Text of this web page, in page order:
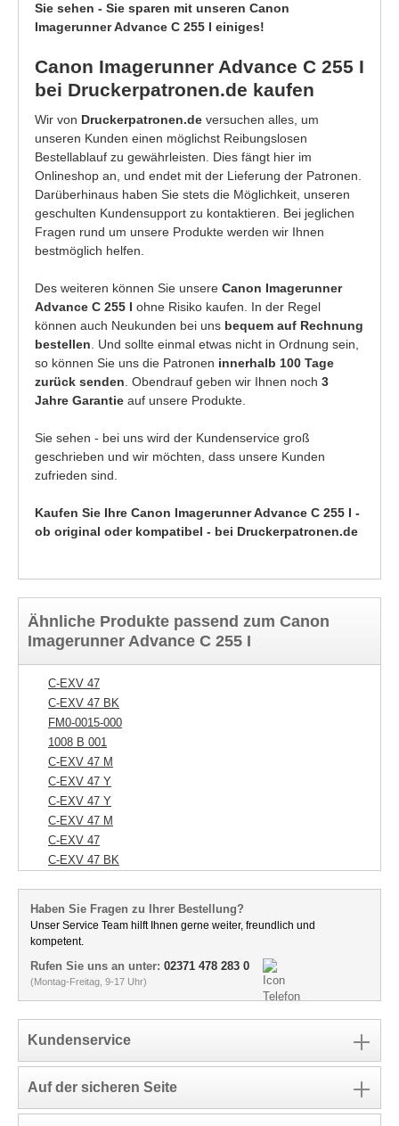
Sie sehen - Sie sparen mit unseren Canon
Imagerunner Advance C 255 I einiges!
Canon Imagerunner Advance C 255 I
bei Druckerpatronen.de kaufen
Wir von Druckerpatronen.de versuchen alles, um
unseren Kunden einen möglichst Reibungslosen
Bestellablauf zu gewährleisten. Dies fängt hier im
Onlineshop an, und endet mit der Lieferung der Patronen.
Darüberhinaus haben Sie stets die Möglichkeit, unseren
geschulten Kundensupport zu kontaktieren. Bei jeglichen
Fragen rund um unsere Produkte werden wir Ihnen
bestmöglich helfen.
Des weiteren können Sie unsere Canon Imagerunner
Advance C 255 I ohne Risiko kaufen. In der Regel
können auch Neukunden bei uns bequem auf Rechnung
bestellen . Und sollte einmal etwas nicht in Ordnung sein,
so können Sie uns die Patronen innerhalb 100 Tage
zurück senden . Obendrauf geben wir Ihnen noch 3
Jahre Garantie auf unsere Produkte.
Sie sehen - bei uns wird der Kundenservice groß
geschrieben und wir möchten, dass unsere Kunden
zufrieden sind.
Kaufen Sie Ihre Canon Imagerunner Advance C 255 I -
ob original oder kompatibel - bei Druckerpatronen.de
Ähnliche Produkte passend zum Canon
Imagerunner Advance C 255 I
C-EXV 47
C-EXV 47 BK
FM0-0015-000
1008 B 001
C-EXV 47 M
C-EXV 47 Y
C-EXV 47 Y
C-EXV 47 M
C-EXV 47
C-EXV 47 BK
Haben Sie Fragen zu Ihrer Bestellung?
Unser Service Team hilft Ihnen gerne weiter, freundlich und
kompetent.
Rufen Sie uns an unter: 02371 478 283 0
(Montag-Freitag, 9-17 Uhr)
Kundenservice
Auf der sicheren Seite